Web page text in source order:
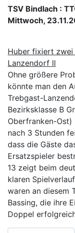
TSV Bindlach :
Mittwoch,
Huber fixiert zwei
Lanzendorf II
Ohne größere
könnte man den
Trebgast-
Bezirksklasse B
Oberfranken-Ost)
nach 3 Stunden
dass die Gäste
Ersatzspieler
13 zeigt beim
klaren
waren an diesem
Bassing, die ihre
Doppel